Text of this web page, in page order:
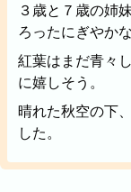
福岡市 粕
岡垣町
宗
太宰府市
北九州市戸
北九州市小
３歳と７歳の姉
ろったにぎやか
紅葉はまだ青々
に嬉しそう。
晴れた秋空の下
した。